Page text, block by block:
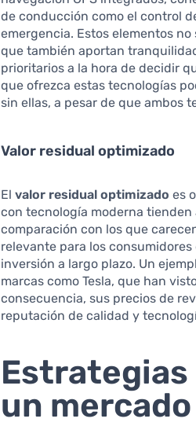
de conducción como el control
emergencia. Estos elementos
que también aportan
prioritarios a la hora de decidir
que ofrezca estas tecnologías
sin ellas, a pesar de que ambos
Valor residual optimizado
Elvalor residual optimizado es
con tecnología moderna
comparación con los que
relevante para los
inversión a largo plazo. Un
marcas como Tesla, que han
consecuencia, sus precios de
reputación de calidad y
un